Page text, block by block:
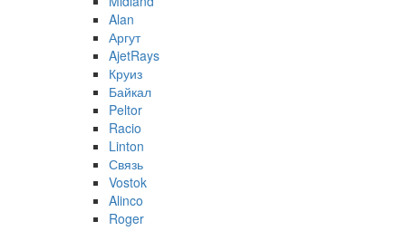
Alan
Аргут
AjetRays
Круиз
Байкал
Peltor
Racio
Linton
Связь
Vostok
Alinco
Roger